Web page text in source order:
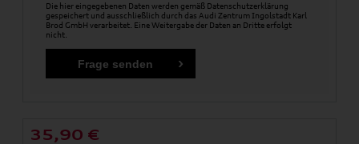
Die hier eingegebenen Daten werden gemäß Datenschutzerklärung
gespeichert und ausschließlich durch das Audi Zentrum Ingolstadt Karl
Brod GmbH verarbeitet. Eine Weitergabe der Daten an Dritte erfolgt
nicht.
35,90 €